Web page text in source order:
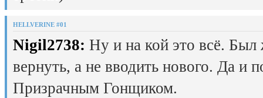
HELLVERINE #01
Nigil2738: Ну и на кой это всё.
вернуть, а не вводить нового. Да и
Призрачным Гонщиком.